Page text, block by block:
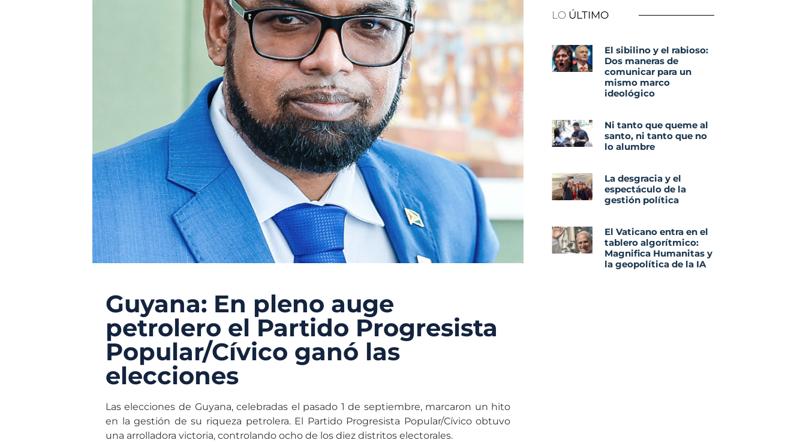
Guyana: En pleno auge
petrolero el Partido Progresista
Popular/Cívico ganó las
elecciones
Las elecciones de Guyana, celebradas el pasado 1 de septiembre, marcaron un hito
en la gestión de su riqueza petrolera. El Partido Progresista Popular/Cívico obtuvo
una arrolladora victoria, controlando ocho de los diez distritos electorales.
LO ÚLTIMO
El sibilino y el rabioso:
Dos maneras de
comunicar para un
mismo marco
ideológico
Ni tanto que queme al
santo, ni tanto que no
lo alumbre
La desgracia y el
espectáculo de la
gestión política
El Vaticano entra en el
tablero algorítmico:
Magnifica Humanitas y
la geopolítica de la IA